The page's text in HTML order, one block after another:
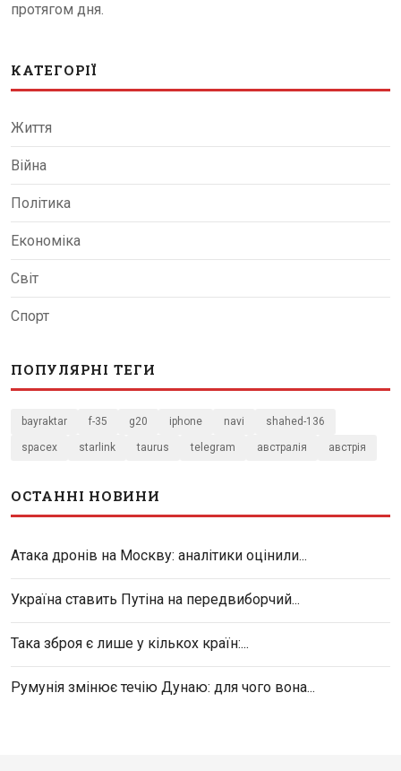
протягом дня.
КАТЕГОРІЇ
Життя
Війна
Політика
Економіка
Світ
Спорт
ПОПУЛЯРНІ ТЕГИ
bayraktar f-35 g20 iphone navi shahed-136
spacex starlink taurus telegram австралія австрія
ОСТАННІ НОВИНИ
Атака дронів на Москву: аналітики оцінили...
Україна ставить Путіна на передвиборчий...
Така зброя є лише у кількох країн:...
Румунія змінює течію Дунаю: для чого вона...